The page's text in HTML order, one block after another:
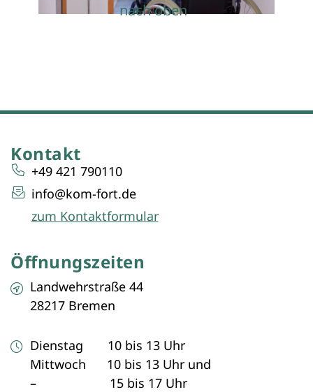
nach oben
Kontakt
+49 421 790110
info@kom-fort.de
zum Kontaktformular
Öffnungszeiten
Landwehrstraße 44
28217 Bremen
Dienstag 10 bis 13 Uhr
Mittwoch 10 bis 13 Uhr und
– 15 bis 17 Uhr